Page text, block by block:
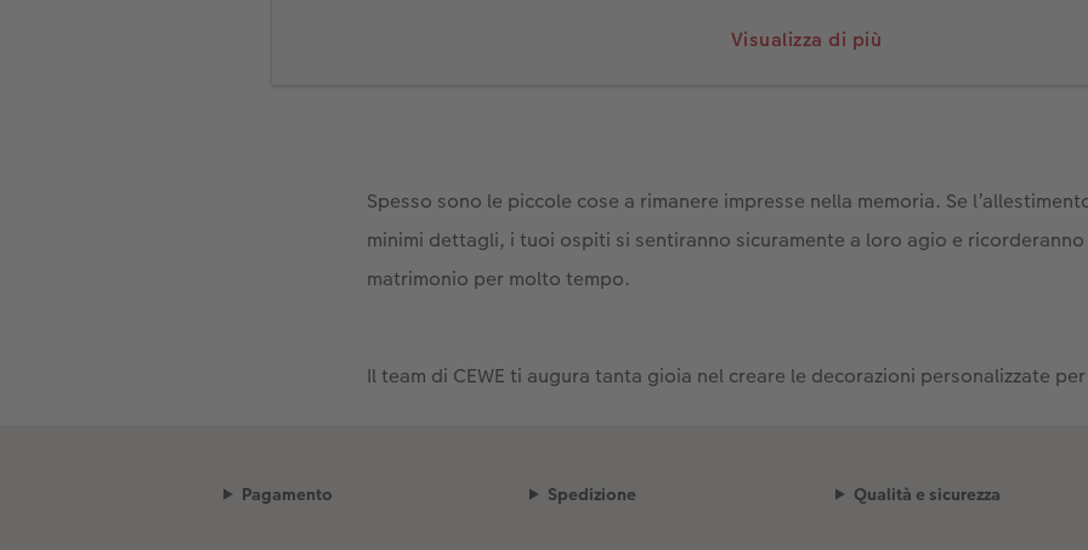
Visualizza di più
vorresti posizionare durante la celebrazione.
Usa la vernice spray nei colori che hai scelto per il tema del tuo matrimonio.
o i vasi e lasciali asciugare bene.
Poco prima della cerimonia, metti i fiori tagliati a misura nei vasi e riempili
Spesso sono le piccole cose a rimanere impresse nella memoria. Se
minimi dettagli, i tuoi ospiti si sentiranno sicuramente a loro agio e
matrimonio per molto tempo.
Il team di CEWE ti augura tanta gioia nel creare le decorazioni personalizzate
Pagamento Spedizione Qualità e sicurezza